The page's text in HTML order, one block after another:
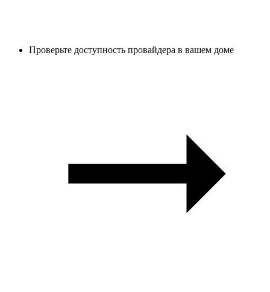
Проверьте доступность провайдера в вашем доме